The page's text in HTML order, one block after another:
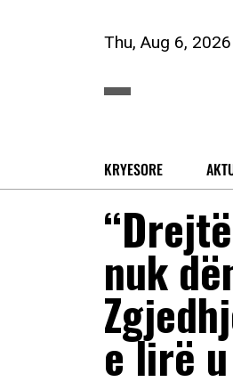
Thu, Aug 6, 2026
KRYESORE
nuk
e lirë